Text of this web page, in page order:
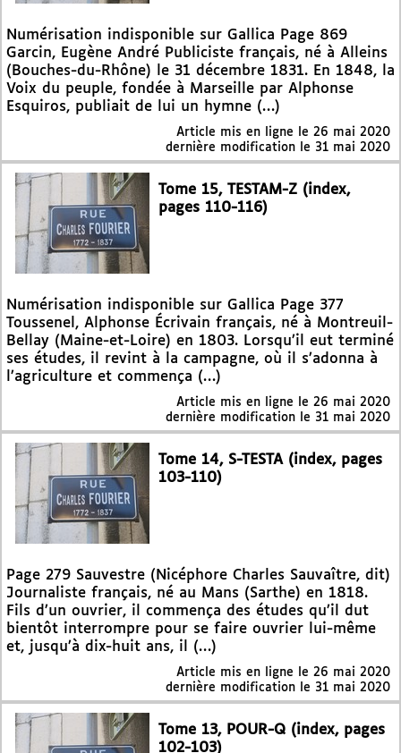
Numérisation indisponible sur Gallica Page 869
Garcin, Eugène André Publiciste français, né à Alleins
(Bouches-du-Rhône) le 31 décembre 1831. En 1848, la
Voix du peuple, fondée à Marseille par Alphonse
Esquiros, publiait de lui un hymne (…)
Article mis en ligne le 26 mai 2020
dernière modification le 31 mai 2020
Tome 15, TESTAM-Z (index,
pages 110-116)
Numérisation indisponible sur Gallica Page 377
Toussenel, Alphonse Écrivain français, né à Montreuil-
Bellay (Maine-et-Loire) en 1803. Lorsqu’il eut terminé
ses études, il revint à la campagne, où il s’adonna à
l’agriculture et commença (…)
Article mis en ligne le 26 mai 2020
dernière modification le 31 mai 2020
Tome 14, S-TESTA (index, pages
103-110)
Page 279 Sauvestre (Nicéphore Charles Sauvaître, dit)
Journaliste français, né au Mans (Sarthe) en 1818.
Fils d’un ouvrier, il commença des études qu’il dut
bientôt interrompre pour se faire ouvrier lui-même
et, jusqu’à dix-huit ans, il (…)
Article mis en ligne le 26 mai 2020
dernière modification le 31 mai 2020
Tome 13, POUR-Q (index, pages
102-103)